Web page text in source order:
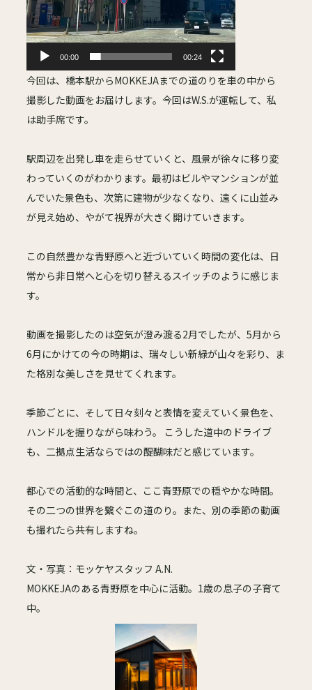
00:00 00:24
今回は、橋本駅からMOKKEJAまでの道のりを車の中から
撮影した動画をお届けします。今回はW.S.が運転して、私
は助手席です。
駅周辺を出発し車を走らせていくと、風景が徐々に移り変
わっていくのがわかります。最初はビルやマンションが並
んでいた景色も、次第に建物が少なくなり、遠くに山並み
が見え始め、やがて視界が大きく開けていきます。
この自然豊かな青野原へと近づいていく時間の変化は、日
常から非日常へと心を切り替えるスイッチのように感じま
す。
動画を撮影したのは空気が澄み渡る2月でしたが、5月から
6月にかけての今の時期は、瑞々しい新緑が山々を彩り、ま
た格別な美しさを見せてくれます。
季節ごとに、そして日々刻々と表情を変えていく景色を、
ハンドルを握りながら味わう。 こうした道中のドライブ
も、二拠点生活ならではの醍醐味だと感じています。
都心での活動的な時間と、ここ青野原での穏やかな時間。
その二つの世界を繋ぐこの道のり。また、別の季節の動画
も撮れたら共有しますね。
文・写真：モッケヤスタッフ A.N.
MOKKEJAのある青野原を中心に活動。1歳の息子の子育て
中。